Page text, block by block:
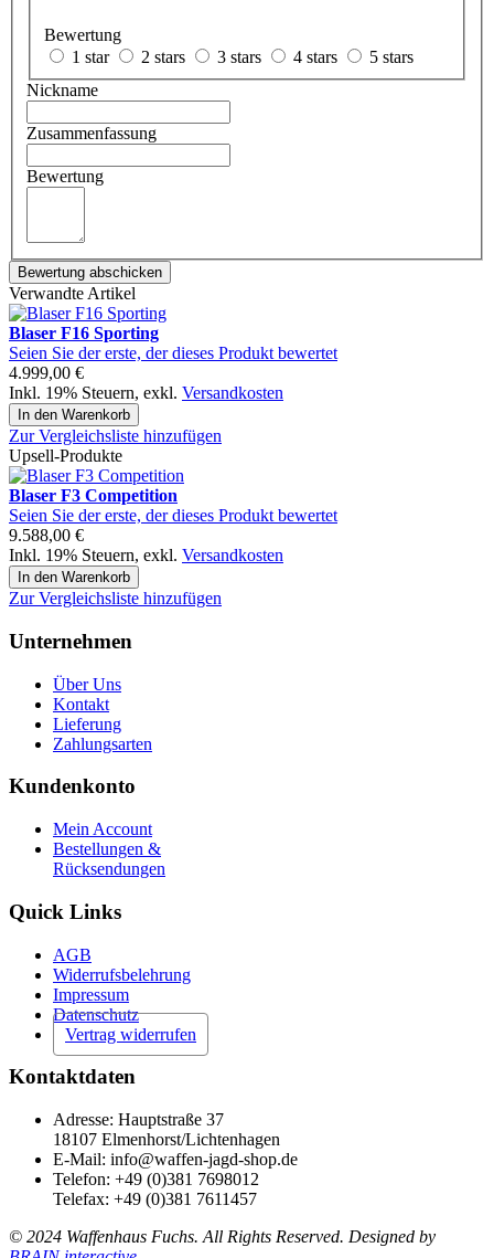
Bewertung
1 star
2 stars 3 stars 4 stars
5 stars
Nickname
Zusammenfassung
Bewertung
Bewertung abschicken
Verwandte Artikel
Blaser F16 Sporting
Seien Sie der erste, der dieses Produkt bewertet
4.999,00 €
Inkl. 19% Steuern, exkl. Versandkosten
In den Warenkorb
Zur Vergleichsliste hinzufügen
Upsell-Produkte
Blaser F3 Competition
Seien Sie der erste, der dieses Produkt bewertet
9.588,00 €
Inkl. 19% Steuern, exkl. Versandkosten
In den Warenkorb
Zur Vergleichsliste hinzufügen
Unternehmen
Über Uns
Kontakt
Lieferung
Zahlungsarten
Kundenkonto
Mein Account
Bestellungen &
Rücksendungen
Quick Links
AGB
Widerrufsbelehrung
Impressum
Datenschutz
Vertrag widerrufen
Kontaktdaten
Adresse: Hauptstraße 37
18107 Elmenhorst/Lichtenhagen
E-Mail: info@waffen-jagd-shop.de
Telefon: +49 (0)381 7698012
Telefax: +49 (0)381 7611457
© 2024 Waffenhaus Fuchs. All Rights Reserved. Designed by